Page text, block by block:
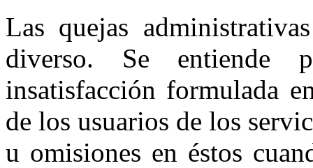
Las quejas
diverso. Se entiende
insatisfacción formulada
de los usuarios de los
u omisiones en éstos